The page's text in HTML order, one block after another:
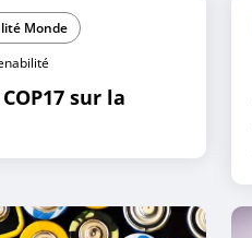
Monde
sur la